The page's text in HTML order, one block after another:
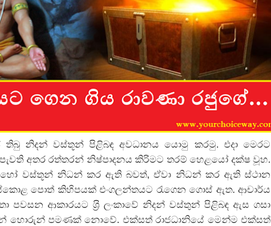
තිබු නිදන් වස්තූන් පිළිබඳ අවධානය යොමු කරමු. එදා මෙරට
අතර රත්තරන් නිෂ්පාදනය කිරිමට තරම් හෙළයෝ දක්ෂ වූහ.
වස්තූන් නිධන් කර ඇති බවත්, ඒවා නිධන් කර ඇති ස්ථාන
පොත් කිහිපයක් එංගලන්තයට රැගෙන ගොස් ඇත. ආචාර්ය
පවසන ආකාරයට ශ‍්‍රි ලංකාවේ නිදන් වස්තුන් පිළිබඳ ඇස ගසා
හොරුන් පමණක් නොවේ. එක්සත් රාජධානියේ මෙන්ම එක්සත්